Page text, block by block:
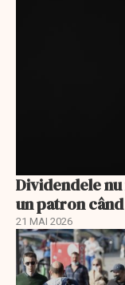
Dividendele
un patron
21 MAI 2026